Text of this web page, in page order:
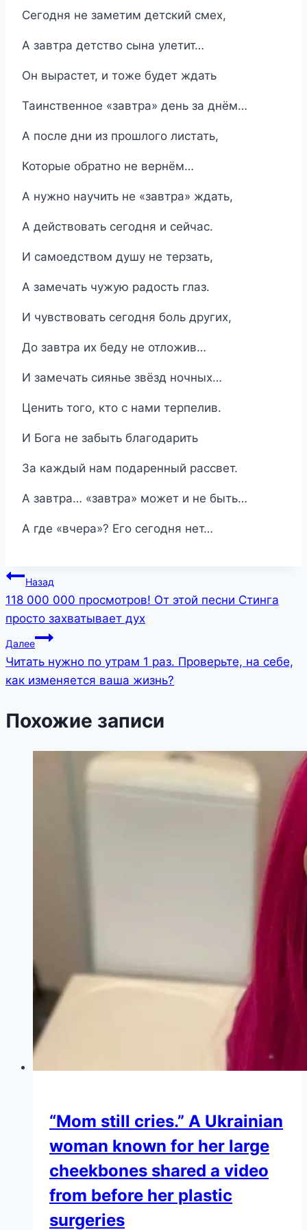
Сегодня не заметим детский смех,
А завтра детство сына улетит…
Он вырастет, и тоже будет ждать
Таинственное «завтра» день за днём…
А после дни из прошлого листать,
Которые обратно не вернём…
А нужно научить не «завтра» ждать,
А действовать сегодня и сейчас.
И самоедством душу не терзать,
А замечать чужую радость глаз.
И чувствовать сегодня боль других,
До завтра их беду не отложив…
И замечать сиянье звёзд ночных…
Ценить того, кто с нами терпелив.
И Бога не забыть благодарить
За каждый нам подаренный рассвет.
А завтра… «завтра» может и не быть…
А где «вчера»? Его сегодня нет…
Навигация
по
записям
Назад
118 000 000 просмотров! От этой песни Стинга
просто захватывает дух
Далее
Читать нужно по утрам 1 раз. Проверьте, на себе,
как изменяется ваша жизнь?
Похожие записи
“Mom still cries.” A Ukrainian
woman known for her large
cheekbones shared a video
from before her plastic
surgeries